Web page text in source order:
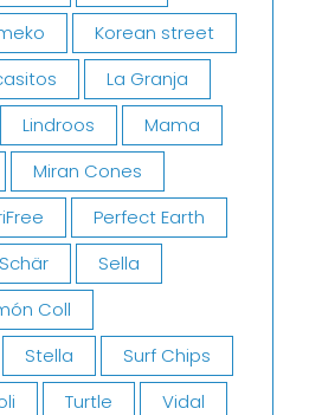
Korean street
La Granja
Lindroos
Mama
Miran Cones
Perfect Earth
Schär
Sella
Coll
Stella
Surf Chips
Turtle
Vidal